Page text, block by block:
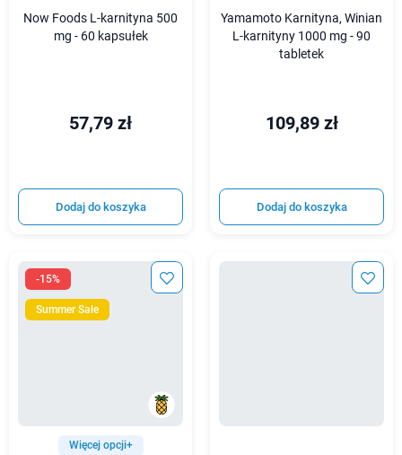
Now Foods L-karnityna 500
mg - 60 kapsułek
57,79 zł
Dodaj do koszyka
Yamamoto Karnityna, Winian
L-karnityny 1000 mg - 90
tabletek
109,89 zł
Dodaj do koszyka
-15%
Summer Sale
Więcej opcji+